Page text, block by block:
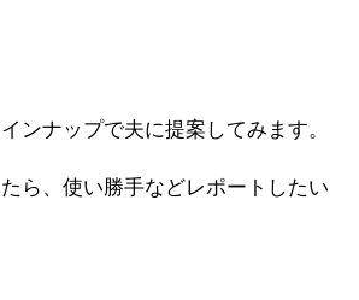
ンナップで夫に提案してみます。
ら、使い勝手などレポートしたい